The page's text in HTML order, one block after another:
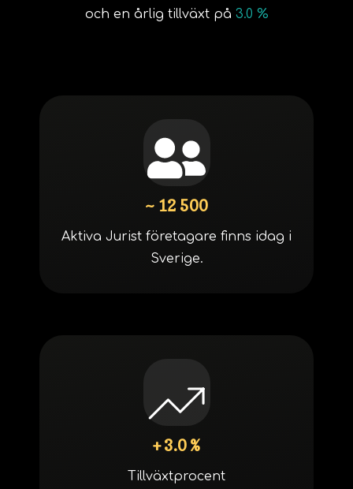
och en årlig tillväxt på 3.0 %
~ 12 500
Aktiva Jurist företagare finns idag i
Sverige.
+ 3.0 %
Tillväxtprocent